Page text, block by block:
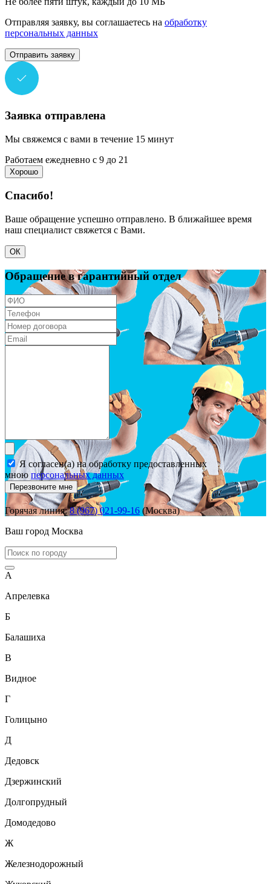
Отправляя заявку, вы соглашаетесь на обработку
персональных данных
Отправить заявку
Заявка отправлена
Мы свяжемся с вами в течение 15 минут
Работаем ежедневно с 9 до 21
Хорошо
Спасибо!
Ваше обращение успешно отправлено. В ближайшее время
наш специалист свяжется с Вами.
ОК
Обращение в гарантийный отдел
Я согласен(а) на обработку предоставленных
мною персональных данных
Перезвоните мне
Горячая линия:8 (967) 021-99-16 (Москва)
Ваш город Москва
А
Апрелевка
Б
Балашиха
В
Видное
Г
Голицыно
Д
Дедовск
Дзержинский
Долгопрудный
Домодедово
Ж
Железнодорожный